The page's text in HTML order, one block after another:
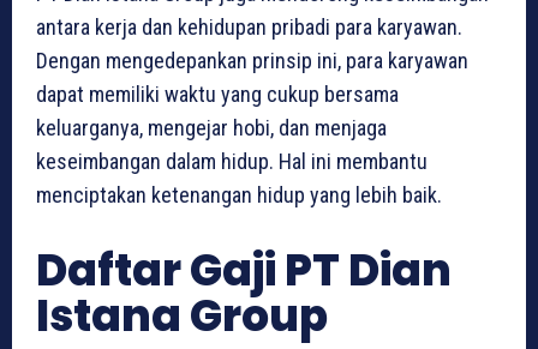
antara kerja dan kehidupan pribadi para karyawan.
Dengan mengedepankan prinsip ini, para karyawan
dapat memiliki waktu yang cukup bersama
keluarganya, mengejar hobi, dan menjaga
keseimbangan dalam hidup. Hal ini membantu
menciptakan ketenangan hidup yang lebih baik.
Daftar Gaji PT Dian
Istana Group